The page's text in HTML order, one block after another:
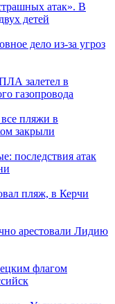
атак». В
детей
дело из-за угроз
залетел в
газопровода
пляжи в
закрыли
последствия атак
пляж, в Керчи
арестовали Лидию
флагом